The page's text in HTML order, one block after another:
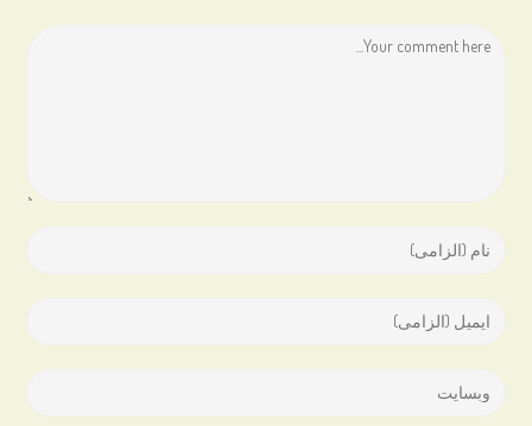
Comment
Enter
Enter
address